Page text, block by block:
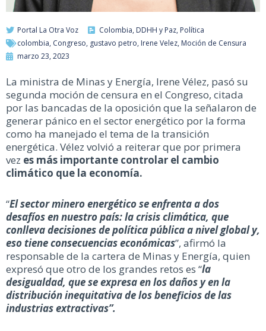
Portal La Otra Voz Colombia, DDHH y Paz, Política
colombia, Congreso, gustavo petro, Irene Velez, Moción de Censura
marzo 23, 2023
La ministra de Minas y Energía, Irene Vélez, pasó su
segunda moción de censura en el Congreso, citada
por las bancadas de la oposición que la señalaron de
generar pánico en el sector energético por la forma
como ha manejado el tema de la transición
energética. Vélez volvió a reiterar que por primera
vez es más importante controlar el cambio
climático que la economía.
“El sector minero energético se enfrenta a dos
desafíos en nuestro país: la crisis climática, que
conlleva decisiones de política pública a nivel global y,
eso tiene consecuencias económicas”, afirmó la
responsable de la cartera de Minas y Energía, quien
expresó que otro de los grandes retos es “la
desigualdad, que se expresa en los daños y en la
distribución inequitativa de los beneficios de las
industrias extractivas”.